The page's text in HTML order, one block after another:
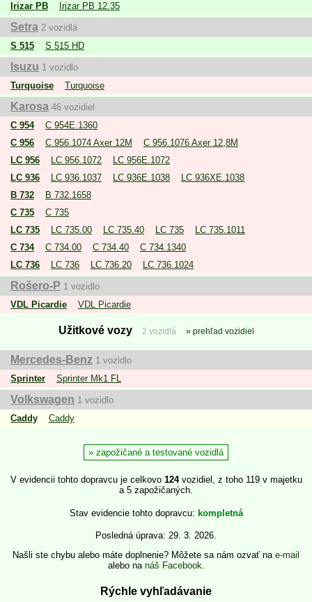
Irizar PB
Irizar PB 12.35
Setra 2 vozidlá
S 515
S 515 HD
Isuzu 1 vozidlo
Turquoise
Turquoise
Karosa 46 vozidiel
C 954
C 954E.1360
C 956
C 956.1074 Axer 12M
C 956.1076 Axer 12,8M
LC 956
LC 956.1072
LC 956E.1072
LC 936
LC 936.1037 LC 936E.1038
LC 936XE.1038
B 732
B 732.1658
C 735
C 735
LC 735
LC 735.00 LC 735.40 LC 735
LC 735.1011
C 734
C 734.00 C 734.40
C 734.1340
LC 736
LC 736 LC 736.20 LC 736.1024
Rošero-P 1 vozidlo
VDL Picardie
VDL Picardie
Užitkové vozy 2 vozidlá prehľad vozidiel
Mercedes-Benz 1 vozidlo
Sprinter
Sprinter Mk1 FL
Volkswagen 1 vozidlo
Caddy
Caddy
zapožičané a testované vozidlá
V evidencii tohto dopravcu je celkovo 124vozidiel, z toho 119 v majetku
a 5 zapožičaných.
Stav evidencie tohto dopravcu kompletná
Posledná úprava: 29. 3. 2026.
Našli ste chybu alebo máte doplnenie? Môžete sa nám ozvať na e-mail
alebo na náš Facebook
Rýchle vyhľadávanie